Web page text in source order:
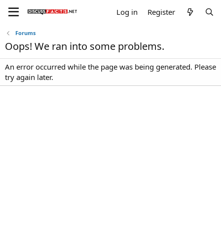
Log in Register
Forums
Oops! We ran into some problems.
An error occurred while the page was being generated. Please
try again later.